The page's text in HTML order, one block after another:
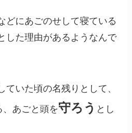
どにあごのせして寝ている
した理由があるようなんで
ていた頃の名残りとして、
、あごと頭を守ろう とし